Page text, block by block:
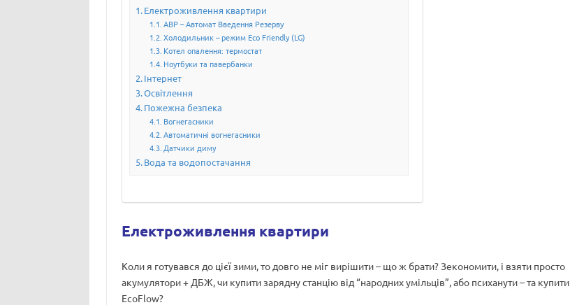
Електроживлення квартири
АВР – Автомат Введення Резерву
Холодильник – режим Eco Friendly (LG)
Котел опалення: термостат
Ноутбуки та павербанки
Інтернет
Освітлення
Пожежна безпека
Вогнегасники
Автоматичні вогнегасники
Датчики диму
Вода та водопостачання
Електроживлення квартири
Коли я готувався до цієї зими, то довго не міг вирішити – що ж брати? Зекономити, і взяти просто
акумулятори + ДБЖ, чи купити зарядну станцію від “народних умільців”, або психанути – та купити
EcoFlow?